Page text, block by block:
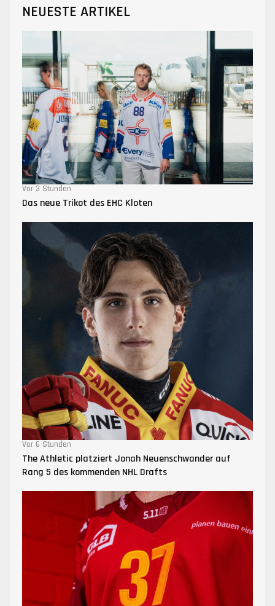
NEUESTE ARTIKEL
Vor 3 Stunden
Das neue Trikot des EHC Kloten
Vor 6 Stunden
The Athletic platziert Jonah Neuenschwander auf
Rang 5 des kommenden NHL Drafts